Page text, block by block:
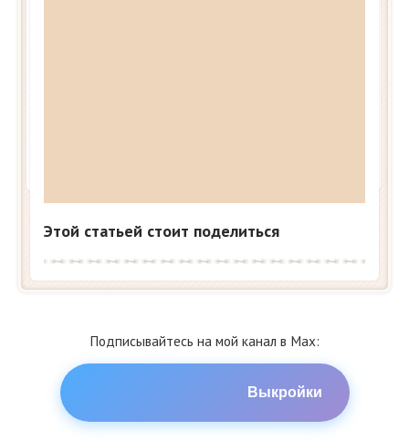
Этой статьей стоит поделиться
Подписывайтесь на мой канал в Max:
Выкройки